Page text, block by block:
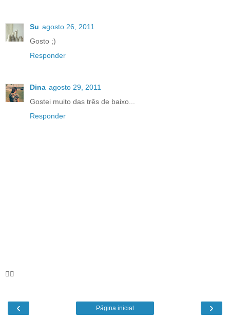
Su agosto 26, 2011
Gosto ;)
Responder
Dina agosto 29, 2011
Gostei muito das três de baixo...
Responder
🦸‍♀️
‹ ›
Página inicial